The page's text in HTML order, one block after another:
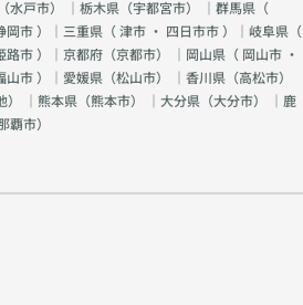
水戸市） ｜栃木県（宇都宮市） ｜群馬県（
岡市）｜三重県（津市 ・ 四日市市）｜岐阜県（
路市）｜京都府（京都市） ｜岡山県（ 岡山市 ・
山市）｜愛媛県（松山市） ｜香川県（高松市）
） ｜熊本県（熊本市） ｜大分県（大分市） ｜鹿
覇市）